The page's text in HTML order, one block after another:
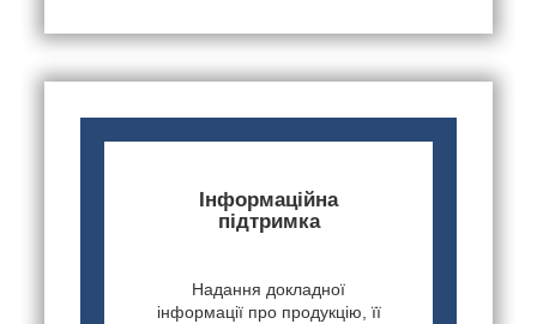
Інформаційна
підтримка
Надання докладної
інформації про продукцію, її